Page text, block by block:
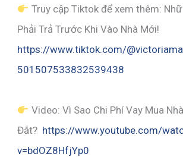
Truy cập Tiktok để xem thêm:
Phải Trả Trước Khi Vào Nhà Mới!
https://www.tiktok.com/
501507533832539438
Video: Vì Sao Chi Phí Vay Mua
Đắt? https://www.youtube.com/
v=bdOZ8HfjYp0